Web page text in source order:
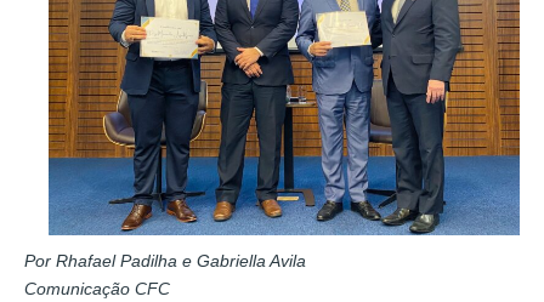
Por Rhafael Padilha e Gabriella Avila
Comunicação CFC